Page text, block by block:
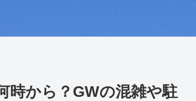
時から？GWの混雑や駐